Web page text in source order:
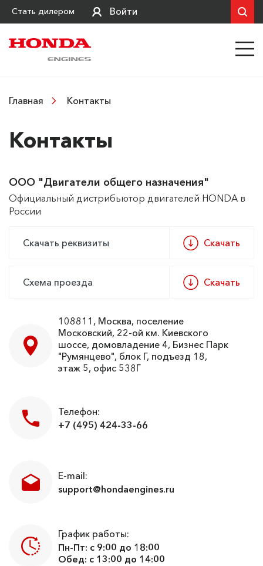
Стать дилером Войти
Главная Контакты
Контакты
ООО "Двигатели общего назначения"
Официальный дистрибьютор двигателей HONDA в
России
Скачать реквизиты Скачать
Схема проезда Скачать
108811, Москва, поселение
Московский, 22-ой км. Киевского
шоссе, домовладение 4, Бизнес Парк
"Румянцево", блок Г, подъезд 18,
этаж 5, офис 538Г
Телефон:
+7 (495) 424-33-66
E-mail:
support@hondaengines.ru
График работы:
Пн-Пт: с 9:00 до 18:00
Обед: с 13:00 до 14:00